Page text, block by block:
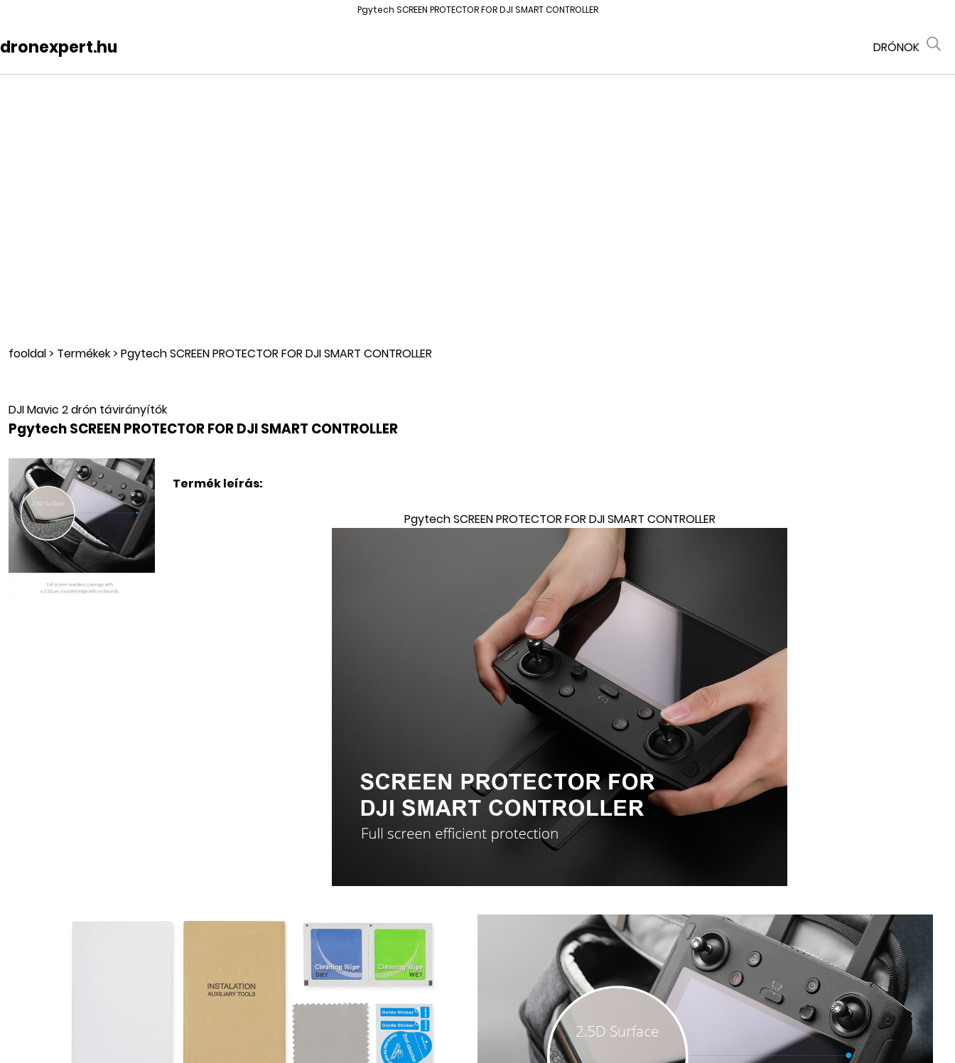
Pgytech SCREEN PROTECTOR FOR DJI SMART CONTROLLER
dronexpert.hu DRÓNOK
fooldal> Termékek> Pgytech SCREEN PROTECTOR FOR DJI SMART CONTROLLER
DJI Mavic 2 drón távirányítók
Pgytech SCREEN PROTECTOR FOR DJI SMART CONTROLLER
Termék leírás:
Pgytech SCREEN PROTECTOR FOR DJI SMART CONTROLLER